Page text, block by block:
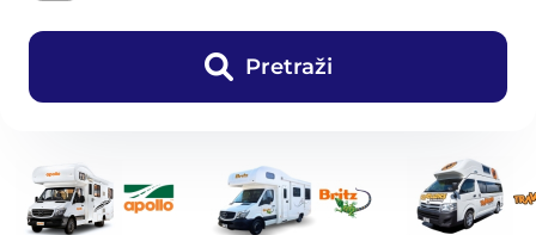
Pretraži